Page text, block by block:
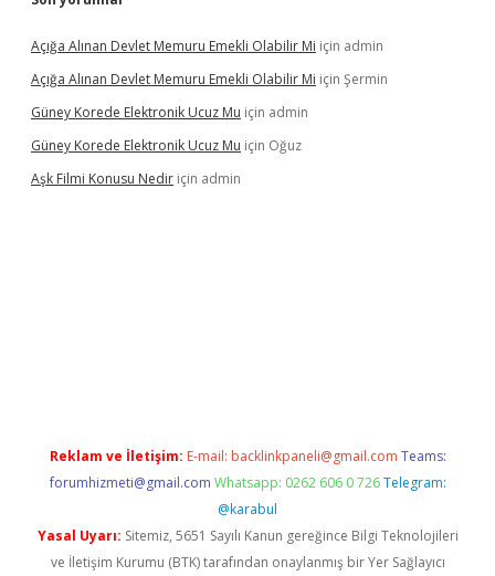
Açığa Alınan Devlet Memuru Emekli Olabilir Mi için admin
Açığa Alınan Devlet Memuru Emekli Olabilir Mi için Şermin
Güney Korede Elektronik Ucuz Mu için admin
Güney Korede Elektronik Ucuz Mu için Oğuz
Aşk Filmi Konusu Nedir için admin
Reklam ve İletişim: E-mail: backlinkpaneli@gmail.com Teams:
forumhizmeti@gmail.com Whatsapp: 0262 606 0 726 Telegram:
@karabul
Yasal Uyarı: Sitemiz, 5651 Sayılı Kanun gereğince Bilgi Teknolojileri
ve İletişim Kurumu (BTK) tarafından onaylanmış bir Yer Sağlayıcı